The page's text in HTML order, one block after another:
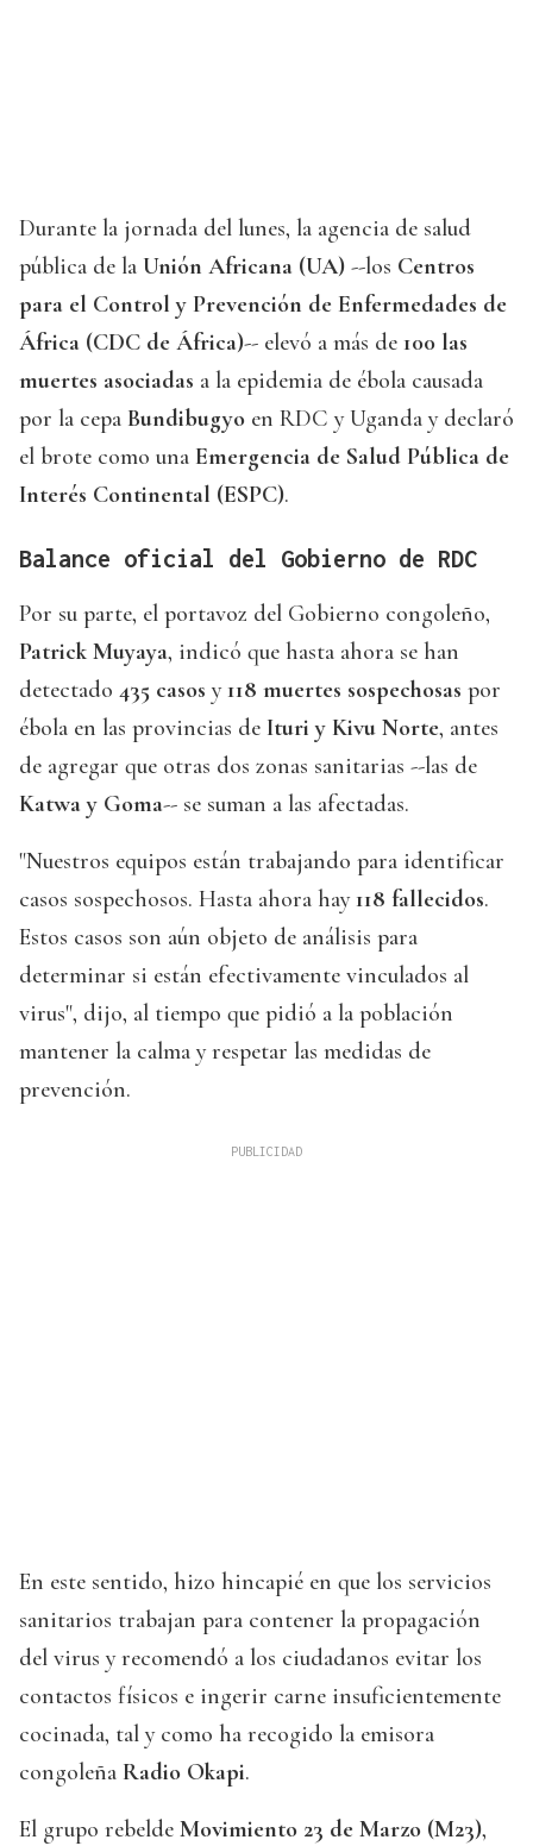
Durante la jornada del lunes, la agencia de salud
pública de la Unión Africana (UA) --los Centros
para el Control y Prevención de Enfermedades de
África (CDC de África)-- elevó a más de 100 las
muertes asociadas a la epidemia de ébola causada
por la cepa Bundibugyo en RDC y Uganda y declaró
el brote como una Emergencia de Salud Pública de
Interés Continental (ESPC).
Balance oficial del Gobierno de RDC
Por su parte, el portavoz del Gobierno congoleño,
Patrick Muyaya, indicó que hasta ahora se han
detectado 435 casos y118 muertes sospechosas por
ébola en las provincias de Ituri y Kivu Norte, antes
de agregar que otras dos zonas sanitarias --las de
Katwa y Goma-- se suman a las afectadas.
"Nuestros equipos están trabajando para identificar
casos sospechosos. Hasta ahora hay118 fallecidos.
Estos casos son aún objeto de análisis para
determinar si están efectivamente vinculados al
virus", dijo, al tiempo que pidió a la población
mantener la calma y respetar las medidas de
prevención.
En este sentido, hizo hincapié en que los servicios
sanitarios trabajan para contener la propagación
del virus y recomendó a los ciudadanos evitar los
contactos físicos e ingerir carne insuficientemente
cocinada, tal y como ha recogido la emisora
congoleña Radio Okapi.
El grupo rebelde Movimiento 23 de Marzo (M23),